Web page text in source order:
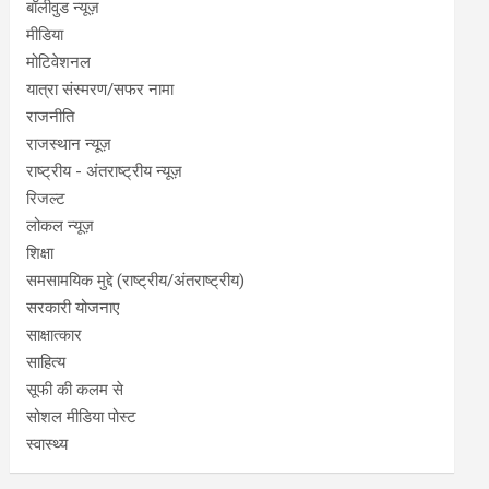
बॉलीवुड न्यूज़
मीडिया
मोटिवेशनल
यात्रा संस्मरण/सफर नामा
राजनीति
राजस्थान न्यूज़
राष्ट्रीय - अंतराष्ट्रीय न्यूज़
रिजल्ट
लोकल न्यूज़
शिक्षा
समसामयिक मुद्दे (राष्ट्रीय/अंतराष्ट्रीय)
सरकारी योजनाए
साक्षात्कार
साहित्य
सूफी की कलम से
सोशल मीडिया पोस्ट
स्वास्थ्य